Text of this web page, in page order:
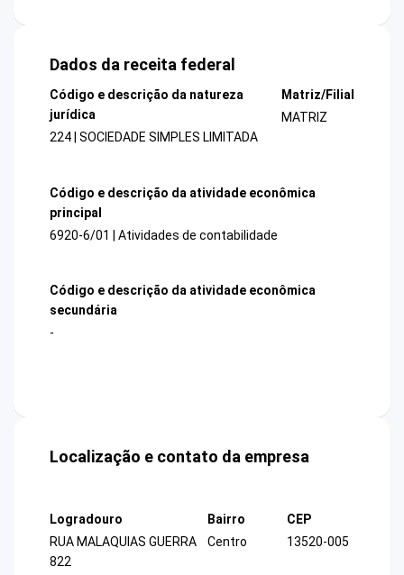
Dados da receita federal
Código e descrição da natureza
jurídica
224 | SOCIEDADE SIMPLES LIMITADA
Matriz/Filial
MATRIZ
Código e descrição da atividade econômica
principal
6920-6/01 | Atividades de contabilidade
Código e descrição da atividade econômica
secundária
-
Localização e contato da empresa
Logradouro
RUA MALAQUIAS GUERRA
822
Bairro
Centro
CEP
13520-005